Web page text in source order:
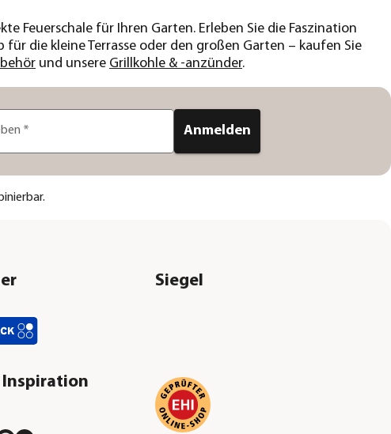
Feuerschale für Ihren Garten. Erleben Sie die Faszination
die kleine Terrasse oder den großen Garten – kaufen Sie
und unsere Grillkohle & -anzünder.
* Anmelden
Inspiration
Siegel